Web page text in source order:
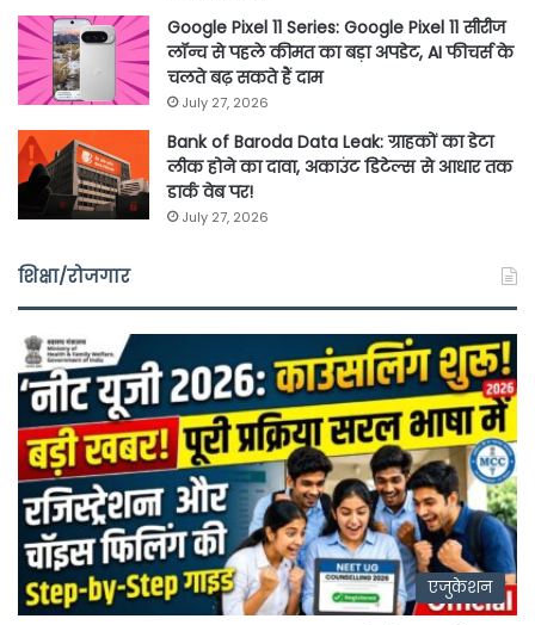
Google Pixel 11 Series: Google Pixel 11 सीरीज
लॉन्च से पहले कीमत का बड़ा अपडेट, AI फीचर्स के
चलते बढ़ सकते हैं दाम
July 27, 2026
Bank of Baroda Data Leak: ग्राहकों का डेटा
लीक होने का दावा, अकाउंट डिटेल्स से आधार तक
डार्क वेब पर!
July 27, 2026
शिक्षा/रोजगार
एजुकेशन